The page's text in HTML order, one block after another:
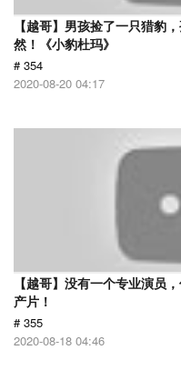
【越哥】男孩捡了一只猎豹
然！《小豹杜玛》
# 354
2020-08-20 04:17
【越哥】没有一个专业演员
产片！
# 355
2020-08-18 04:46